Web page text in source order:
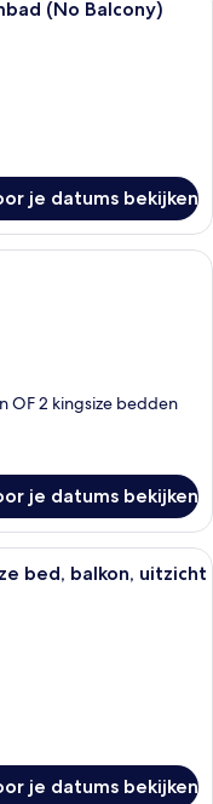
(No Balcony)
je datums bekijken
met
OF 2 kingsize bedden
je datums bekijken
huis met een overdekte
bed, balkon, uitzicht
je datums bekijken